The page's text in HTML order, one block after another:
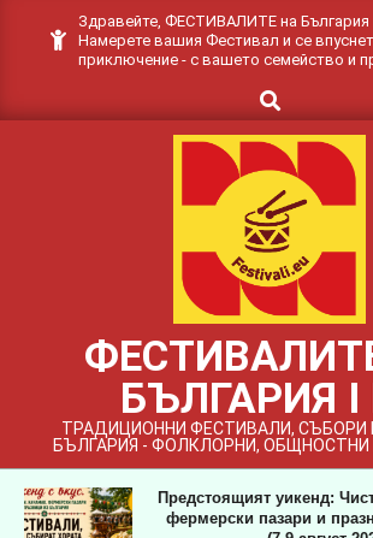
Здравейте, ФЕСТИВАЛИТЕ на България
Намерете вашия Фестивал и се
приключение - с вашето семейство и
Search
БЪЛГАРИЯ I
ТРАДИЦИОННИ ФЕСТИВАЛИ, СЪБОРИ
БЪЛГАРИЯ - ФОЛКЛОРНИ, ОБЩНОСТНИ
Предстоящият уикенд:
фермерски пазари и